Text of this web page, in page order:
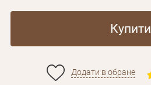
Купити
Додати в обране